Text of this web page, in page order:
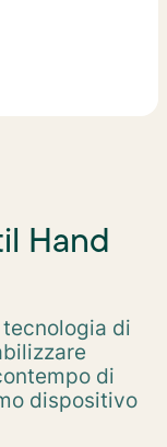
Hand
di
di
dispositivo